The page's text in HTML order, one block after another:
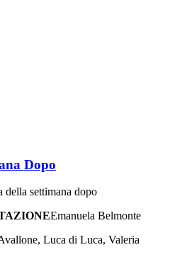
Dopo
della settimana dopo
Emanuela Belmonte
Luca di Luca, Valeria